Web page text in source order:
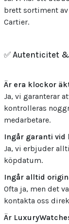
brett sortiment av
Cartier.
✅ Autenticitet
Är era klockor
Ja, vi garanterar
kontrolleras
medarbetare.
Ingår garanti vid
Ja, vi erbjuder
köpdatum.
Ingår alltid
Ofta ja, men det
kontakta oss
Är